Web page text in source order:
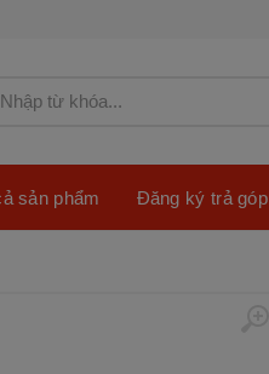
sản phẩm Đăng ký trả góp